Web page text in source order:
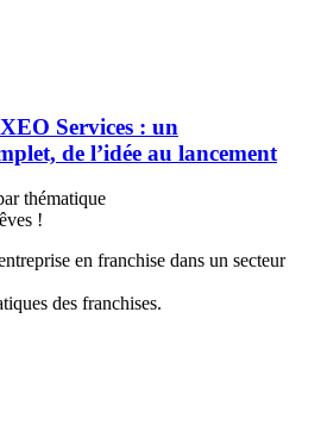
Services : un
de l’idée au lancement
thématique
!
en franchise dans un secteur
des franchises.